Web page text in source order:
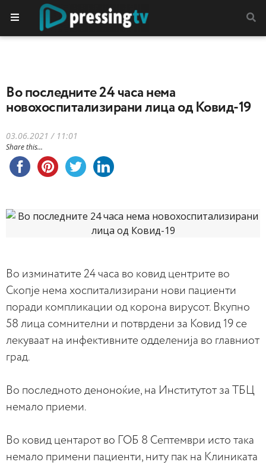
Во последните 24 часа нема
новохоспитализирани лица од Ковид-19
03.06.2021 / 11:01
Share this...
Во изминатите 24 часа во ковид центрите во
Скопје нема хоспитализирани нови пациенти
поради компликации од корона вирусот. Вкупно
58 лица сомнителни и потврдени за Ковид 19 се
лекуваат на инфективните одделенија во главниот
град.
Во последното деноноќие, на Институтот за ТБЦ
немало приеми.
Во ковид центарот во ГОБ 8 Септември исто така
немало примени пациенти, ниту пак на Клиниката